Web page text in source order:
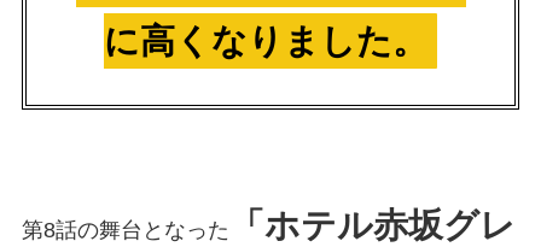
に高くなりました。
第8話の舞台となった
「ホテル赤坂グレ